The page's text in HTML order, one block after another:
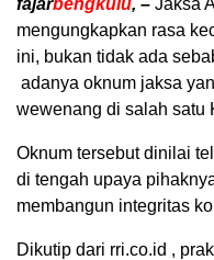
mengungkapkan rasa
ini, bukan tidak ada
adanya oknum jaksa
wewenang di salah satu
Oknum tersebut dinilai
di tengah upaya
membangun integritas
Dikutip dari rri.co.id ,